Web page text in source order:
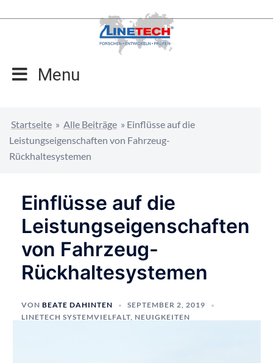
Inhalt
Menu
Startseite » Alle Beiträge » Einflüsse auf die
Leistungseigenschaften von Fahrzeug-
Rückhaltesystemen
Einflüsse auf die
Leistungseigenschaften
von Fahrzeug-
Rückhaltesystemen
VON BEATE DAHINTEN
SEPTEMBER 2, 2019
LINETECH SYSTEMVIELFALT, NEUIGKEITEN